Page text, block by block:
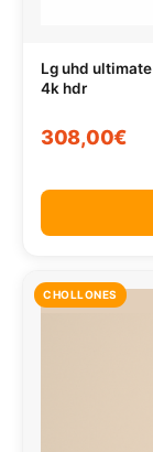
Lg uhd
4k hdr
308,00€
CHOLLONES